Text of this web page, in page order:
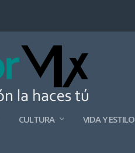
CULTURA VIDA Y ESTILO